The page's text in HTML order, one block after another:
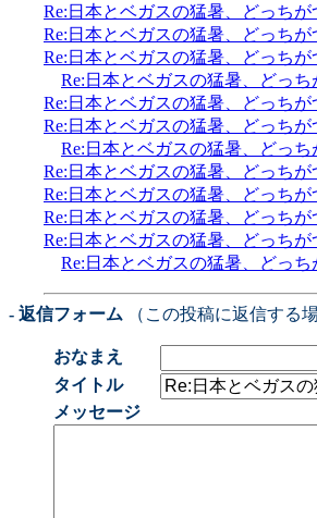
Re:日本とベガスの猛暑、どっちが
Re:日本とベガスの猛暑、どっちが
Re:日本とベガスの猛暑、どっちが
Re:日本とベガスの猛暑、どっち
Re:日本とベガスの猛暑、どっちが
Re:日本とベガスの猛暑、どっちが
Re:日本とベガスの猛暑、どっち
Re:日本とベガスの猛暑、どっちが
Re:日本とベガスの猛暑、どっちが
Re:日本とベガスの猛暑、どっちが
Re:日本とベガスの猛暑、どっちが
Re:日本とベガスの猛暑、どっち
- 返信フォーム （この投稿に返信する
おなまえ
タイトル
メッセージ